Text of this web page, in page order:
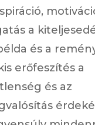
a
és a
erőfeszítés a
és az